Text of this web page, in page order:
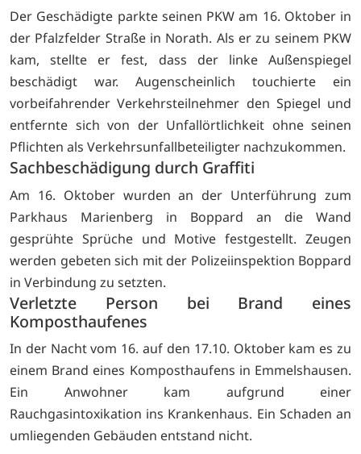
Der Geschädigte parkte seinen PKW am 16. Oktober in
der Pfalzfelder Straße in Norath. Als er zu seinem PKW
kam, stellte er fest, dass der linke Außenspiegel
beschädigt war. Augenscheinlich touchierte ein
vorbeifahrender Verkehrsteilnehmer den Spiegel und
entfernte sich von der Unfallörtlichkeit ohne seinen
Pflichten als Verkehrsunfallbeteiligter nachzukommen.
Sachbeschädigung durch Graffiti
Am 16. Oktober wurden an der Unterführung zum
Parkhaus Marienberg in Boppard an die Wand
gesprühte Sprüche und Motive festgestellt. Zeugen
werden gebeten sich mit der Polizeiinspektion Boppard
in Verbindung zu setzten.
Verletzte Person bei Brand eines
Komposthaufenes
In der Nacht vom 16. auf den 17.10. Oktober kam es zu
einem Brand eines Komposthaufens in Emmelshausen.
Ein Anwohner kam aufgrund einer
Rauchgasintoxikation ins Krankenhaus. Ein Schaden an
umliegenden Gebäuden entstand nicht.